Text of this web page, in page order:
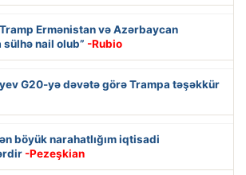
Ermənistan və Azərbaycan
sülhə nail olub” -Rubio
G20-yə dəvətə görə Trampa təşəkkür
böyük narahatlığım iqtisadi
-Pezeşkian